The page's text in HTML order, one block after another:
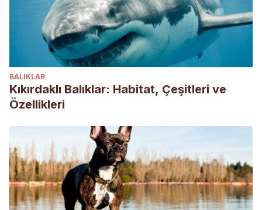
BALIKLAR
Kıkırdaklı Balıklar: Habitat, Çeşitleri ve
Özellikleri